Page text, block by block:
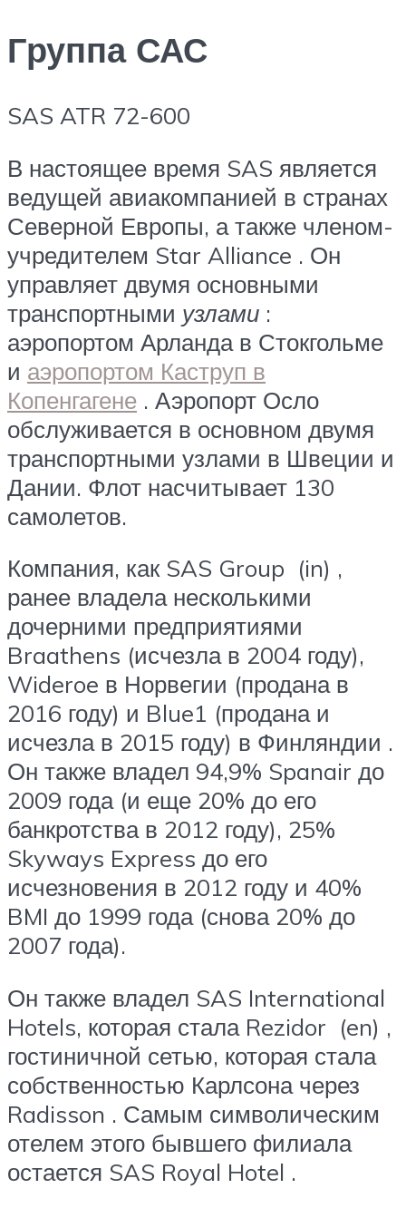
Группа САС
SAS ATR 72-600
В настоящее время SAS является
ведущей авиакомпанией в странах
Северной Европы, а также членом-
учредителем Star Alliance . Он
управляет двумя основными
транспортными узлами :
аэропортом Арланда в Стокгольме
и аэропортом Каструп в
Копенгагене . Аэропорт Осло
обслуживается в основном двумя
транспортными узлами в Швеции и
Дании. Флот насчитывает 130
самолетов.
Компания, как SAS Group (in) ,
ранее владела несколькими
дочерними предприятиями
Braathens (исчезла в 2004 году),
Wideroe в Норвегии (продана в
2016 году) и Blue1 (продана и
исчезла в 2015 году) в Финляндии .
Он также владел 94,9% Spanair до
2009 года (и еще 20% до его
банкротства в 2012 году), 25%
Skyways Express до его
исчезновения в 2012 году и 40%
BMI до 1999 года (снова 20% до
2007 года).
Он также владел SAS International
Hotels, которая стала Rezidor (en) ,
гостиничной сетью, которая стала
собственностью Карлсона через
Radisson . Самым символическим
отелем этого бывшего филиала
остается SAS Royal Hotel .